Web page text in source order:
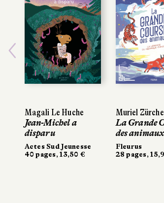
Magali Le Huche
Jean-Michel a
disparu
Actes Sud Jeunesse
40 pages, 13,50 €
Muriel
La Grande
des animaux
Fleurus
28 pages,
Muriel Zürcher
La Grande
des animaux
Fleurus
28 pages,
Previous